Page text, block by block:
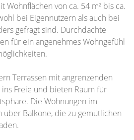
Wohnflächen von ca. 54 m² bis ca.
bei Eigennutzern als auch bei
gefragt sind. Durchdachte
für ein angenehmes Wohngefühl
Terrassen mit angrenzenden
Freie und bieten Raum für
Die Wohnungen im
über Balkone, die zu gemütlichen